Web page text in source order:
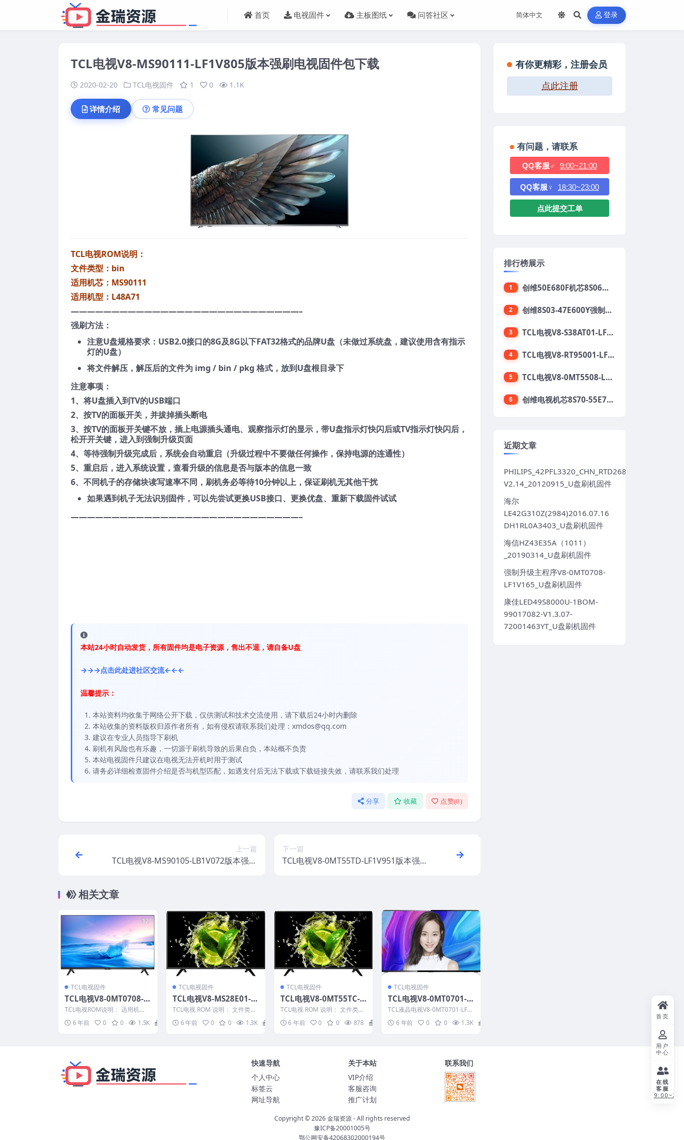
首页 电视固件 主板图纸 问答社区 登录
TCL电视V8-MS90111-LF1V805版本强刷电视固件包下载
2020-02-20 TCL电视固件 1 0 1.1K
详情介绍 常见问题
TCL电视ROM说明：
文件类型：bin
适用机芯：MS90111
适用机型：L48A71
————————————————————————————–
强刷方法：
注意U盘规格要求：USB2.0接口的8G及8G以下FAT32格式的品牌U盘（未做过系统盘，建议使用含有指示
灯的U盘）
将文件解压，解压后的文件为 img / bin / pkg 格式，放到U盘根目录下
注意事项：
1、将U盘插入到TV的USB端口
2、按TV的面板开关，并拔掉插头断电
3、按TV的面板开关键不放，插上电源插头通电、观察指示灯的显示，带U盘指示灯快闪后或TV指示灯快闪后，
松开开关键，进入到强制升级页面
4、等待强制升级完成后，系统会自动重启（升级过程中不要做任何操作，保持电源的连通性）
5、重启后，进入系统设置，查看升级的信息是否与版本的信息一致
6、不同机子的存储块读写速率不同，刷机务必等待10分钟以上，保证刷机无其他干扰
如果遇到机子无法识别固件，可以先尝试更换USB接口、更换优盘、重新下载固件试试
————————————————————————————–
本站24小时自动发货，所有固件均是电子资源，售出不退，请自备U盘
→→→点击此处进社区交流←←←
温馨提示：
本站资料均收集于网络公开下载，仅供测试和技术交流使用，请下载后24小时内删除
本站收集的资料版权归原作者所有，如有侵权请联系我们处理：xmdos@qq.com
建议在专业人员指导下刷机
刷机有风险也有乐趣，一切源于刷机导致的后果自负，本站概不负责
本站电视固件只建议在电视无法开机时用于测试
请务必详细检查固件介绍是否与机型匹配，如遇支付后无法下载或下载链接失效，请联系我们处理
分享 收藏 点赞(0)
上一篇
TCL电视V8-MS90105-LB1V072版本强刷
下一篇
TCL电视V8-0MT55TD-LF1V951版本强刷
相关文章
TCL电视固件
TCL电视V8-0MT0708-L
F1V152版本强刷电视固
件包下载
TCL电视ROM说明： 适用机
芯：MT07B 适用机型：L48P1S
-CF/L5...
6 年前 0 0 1.5K
TCL电视固件
TCL电视V8-MS28E01-L
F1V031版本强刷电视固
件包下载
TCL电视 ROM 说明： 文件类
型：bin 适用机芯：MS28E
——————...
6 年前 0 0 1.3K
TCL电视固件
TCL电视V8-0MT55TC-L
F1V207版本强刷电视固
件包下载
TCL电视 ROM 说明： 文件类
型：pkg 适用机芯：MT55 适用
机型： A...
6 年前 0 0 878
TCL电视固件
TCL电视V8-0MT0701-L
F1V271版本刷机固件升
级包
TCL液晶电视V8-0MT0701-LF1
V271版本 ROM固件说明： 1.
适...6 年前 0 0 1.3K
有你更精彩，注册会员
点此注册
有问题，请联系
QQ客服♂ 9:00~21:00
QQ客服♀ 18:30~23:00
点此提交工单
排行榜展示
1 创维50E680F机芯8S06强制升级刷机包
2 创维8S03-47E600Y强制升级软件刷机电视固件包
3 TCL电视V8-S38AT01-LF1V123版本强刷电视固件包下载
4 TCL电视V8-RT95001-LF1V215版本强刷电视固件包下载
5 TCL电视V8-0MT5508-LF1V362版本强刷电视固件包下载
6 创维电视机芯8S70-55E710S系列酷开5.05刷机固件
近期文章
V2.14_20120915_U盘刷机固件
海尔
LE42G310Z(2984)2016.07.16
DH1RL0A3403_U盘刷机固件
海信HZ43E35A（1011）
_20190314_U盘刷机固件
强制升级主程序V8-0MT0708-
LF1V165_U盘刷机固件
康佳LED49S8000U-1BOM-
99017082-V1.3.07-
72001463YT_U盘刷机固件
快速导航
个人中心
标签云
网址导航
关于本站
VIP介绍
客服咨询
推广计划
联系我们
Copyright © 2026金瑞资源- All rights reserved
豫ICP备20001005号
鄂公网安备42068302000194号
首页
用户
中心
在线
客服